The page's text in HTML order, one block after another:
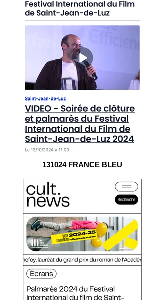
131024 FRANCE BLEU